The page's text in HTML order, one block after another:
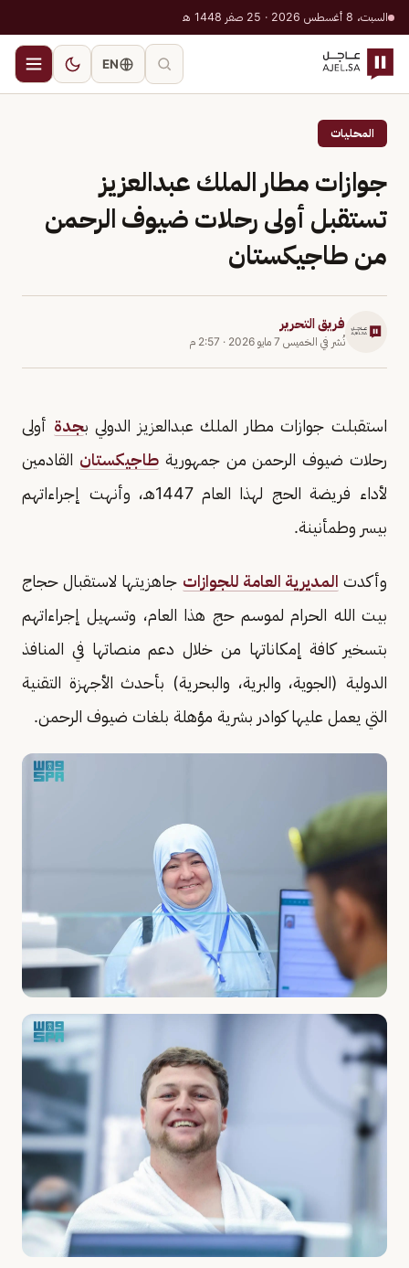
السبت، 8 أغسطس 2026 · 25 صفر 1448 هـ
EN
المحليات
جوازات مطار الملك عبدالعزيز
تستقبل أولى رحلات ضيوف الرحمن
من طاجيكستان
فريق التحرير
نُشر في الخميس 7 مايو 2026 · 2:57 م
استقبلت جوازات مطار الملك عبدالعزيز الدولي بجدة أولى
رحلات ضيوف الرحمن من جمهوريةطاجيكستان القادمين
لأداء فريضة الحج لهذا العام 1447هـ، وأنهت إجراءاتهم
بيسر وطمأنينة.
وأكدت المديرية العامة للجوازات جاهزيتها لاستقبال حجاج
بيت الله الحرام لموسم حج هذا العام، وتسهيل إجراءاتهم
بتسخير كافة إمكاناتها من خلال دعم منصاتها في المنافذ
الدولية (الجوية، والبرية، والبحرية) بأحدث الأجهزة التقنية
التي يعمل عليها كوادر بشرية مؤهلة بلغات ضيوف الرحمن.